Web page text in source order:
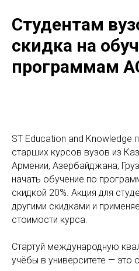
Студентам
скидка на
программам
ST Education and Knowledge
старших курсов вузов из
Армении, Азербайджана,
начать обучение по
скидкой 20%. Акция для
другими скидками и
стоимости курса.
Стартуй международную
учёбы в университете — это